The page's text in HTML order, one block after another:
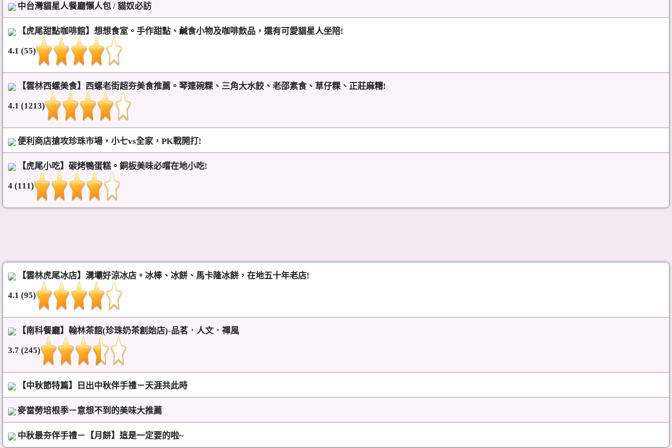
中台灣貓星人餐廳懶人包 / 貓奴必訪
【虎尾甜點咖啡館】想想食室。手作甜點、鹹食小物及咖啡飲品，還有可愛貓星人坐陪!
4.1 (55)
【雲林西螺美食】西螺老街超夯美食推薦。琴連碗粿、三角大水餃、老邵素食、草仔粿、正莊麻糬!
4.1 (1213)
便利商店搶攻珍珠市場，小七vs全家，PK戰開打!
【虎尾小吃】碳烤鴨蛋糕。銅板美味必嚐在地小吃!
4 (111)
【雲林虎尾冰店】溝壩好涼冰店。冰棒、冰餅、馬卡隆冰餅，在地五十年老店!
4.1 (95)
【南科餐廳】翰林茶館(珍珠奶茶創始店)-品茗．人文．禪風
3.7 (245)
【中秋節特篇】日出中秋伴手禮－天涯共此時
麥當勞培根季－意想不到的美味大推薦
中秋最夯伴手禮－【月餅】這是一定要的啦~